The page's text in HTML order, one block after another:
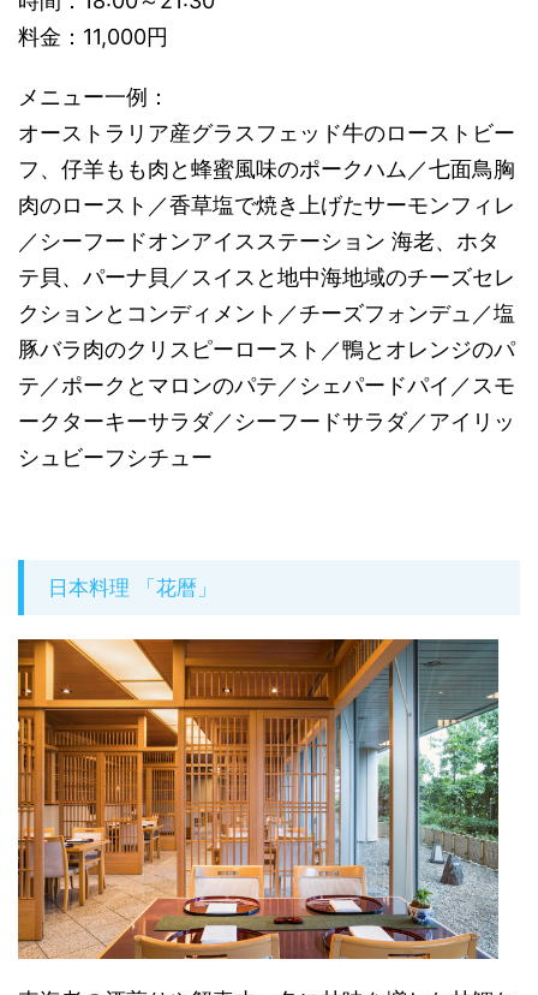
料金：11,000円
メニュー一例：
オーストラリア産グラスフェッド牛のローストビー
フ、仔羊もも肉と蜂蜜風味のポークハム／七面鳥胸
肉のロースト／香草塩で焼き上げたサーモンフィレ
／シーフードオンアイスステーション 海老、ホタ
テ貝、パーナ貝／スイスと地中海地域のチーズセレ
クションとコンディメント／チーズフォンデュ／塩
豚バラ肉のクリスピーロースト／鴨とオレンジのパ
テ／ポークとマロンのパテ／シェパードパイ／スモ
ークターキーサラダ／シーフードサラダ／アイリッ
シュビーフシチュー
日本料理 「花暦」